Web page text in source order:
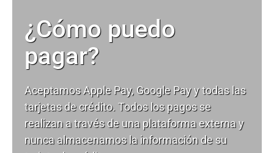
¿Cómo puedo
pagar?
Aceptamos Apple Pay, Google Pay y todas las
tarjetas de crédito. Todos los pagos se
realizan a través de una plataforma externa y
nunca almacenamos la información de su